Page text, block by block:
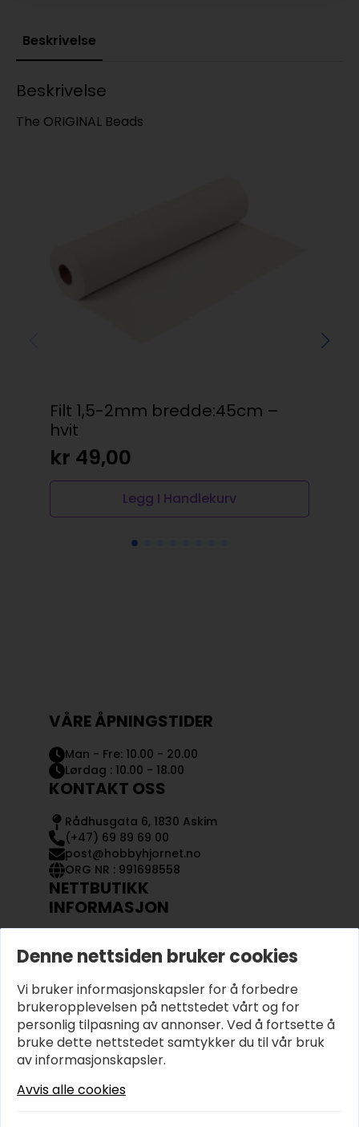
Beskrivelse
Beskrivelse
The ORIGINAL Beads
Filt 1,5-2mm bredde:45cm –
hvit
kr 49,00
Legg I Handlekurv
VÅRE ÅPNINGSTIDER
Man - Fre: 10.00 - 20.00
Lørdag : 10.00 - 18.00
KONTAKT OSS
Rådhusgata 6, 1830 Askim
(+47) 69 89 69 00
post@hobbyhjornet.no
ORG NR : 991698558
NETTBUTIKK
INFORMASJON
OM OSS
KJØPSVILKÅR OG BETINGELSER
PERSONVERN
Denne nettsiden bruker cookies
Vi bruker informasjonskapsler for å forbedre
brukeropplevelsen på nettstedet vårt og for
personlig tilpasning av annonser. Ved å fortsette å
bruke dette nettstedet samtykker du til vår bruk
av informasjonskapsler.
Avvis alle cookies